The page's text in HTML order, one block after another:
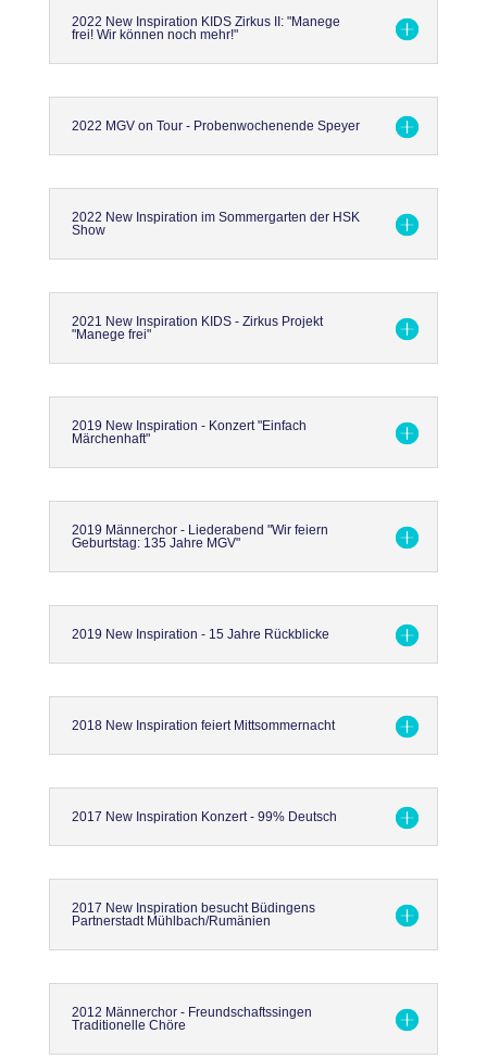
2022 New Inspiration KIDS Zirkus II: "Manege
frei! Wir können noch mehr!"
2022 MGV on Tour - Probenwochenende Speyer
2022 New Inspiration im Sommergarten der HSK
Show
2021 New Inspiration KIDS - Zirkus Projekt
"Manege frei"
2019 New Inspiration - Konzert "Einfach
Märchenhaft"
2019 Männerchor - Liederabend "Wir feiern
Geburtstag: 135 Jahre MGV"
2019 New Inspiration - 15 Jahre Rückblicke
2018 New Inspiration feiert Mittsommernacht
2017 New Inspiration Konzert - 99% Deutsch
2017 New Inspiration besucht Büdingens
Partnerstadt Mühlbach/Rumänien
2012 Männerchor - Freundschaftssingen
Traditionelle Chöre